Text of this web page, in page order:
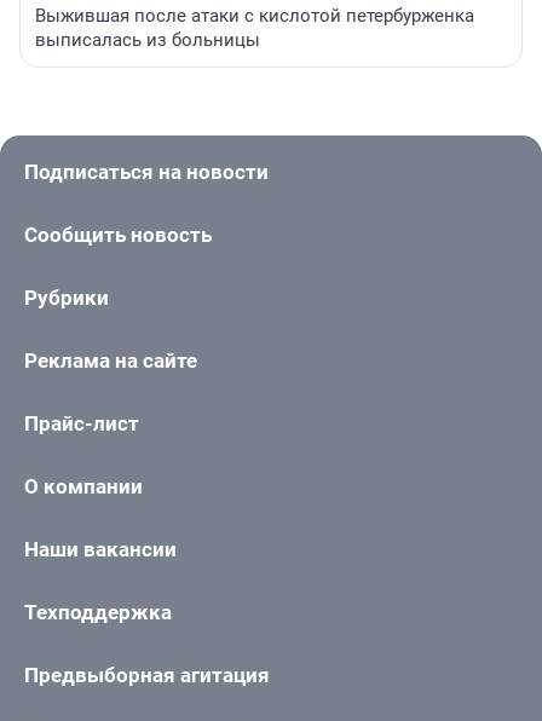
Выжившая после атаки с кислотой петербурженка
выписалась из больницы
Подписаться на новости
Сообщить новость
Рубрики
Реклама на сайте
Прайс-лист
О компании
Наши вакансии
Техподдержка
Предвыборная агитация